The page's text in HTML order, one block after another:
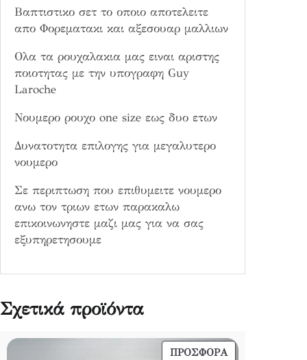
Βαπτιστικο σετ το οποιο αποτελειτε
απο Φορεματακι και αξεσουαρ μαλλιων
Ολα τα ρουχαλακια μας ειναι αριστης
ποιοτητας με την υπογραφη Guy
Laroche
Νουμερο ρουχο one size εως δυο ετων
Δυνατοτητα επιλογης για μεγαλυτερο
νουμερο
Σε περιπτωση που επιθυμειτε νουμερο
ανω τον τριων ετων παρακαλω
επικοινωνηστε μαζι μας για να σας
εξυπηρετησουμε
Σχετικά προϊόντα
ΠΡΟΣΦΟΡΆΠΡΟΪΌΝ